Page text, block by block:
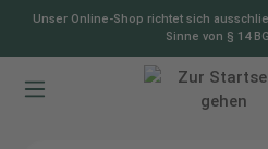
springen
Unser Online-Shop richtet sich
Sinne von § 14